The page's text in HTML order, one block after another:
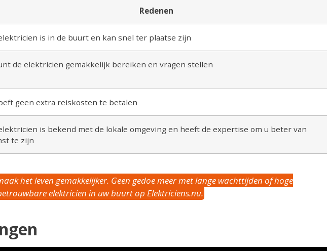
Redenen
is in de buurt en kan snel ter plaatse zijn
de elektricien gemakkelijk bereiken en vragen stellen
geen extra reiskosten te betalen
is bekend met de lokale omgeving en heeft de expertise om u beter van
te zijn
het leven gemakkelijker. Geen gedoe meer met lange wachttijden of hoge
elektricien in uw buurt op Elektriciens.nu.